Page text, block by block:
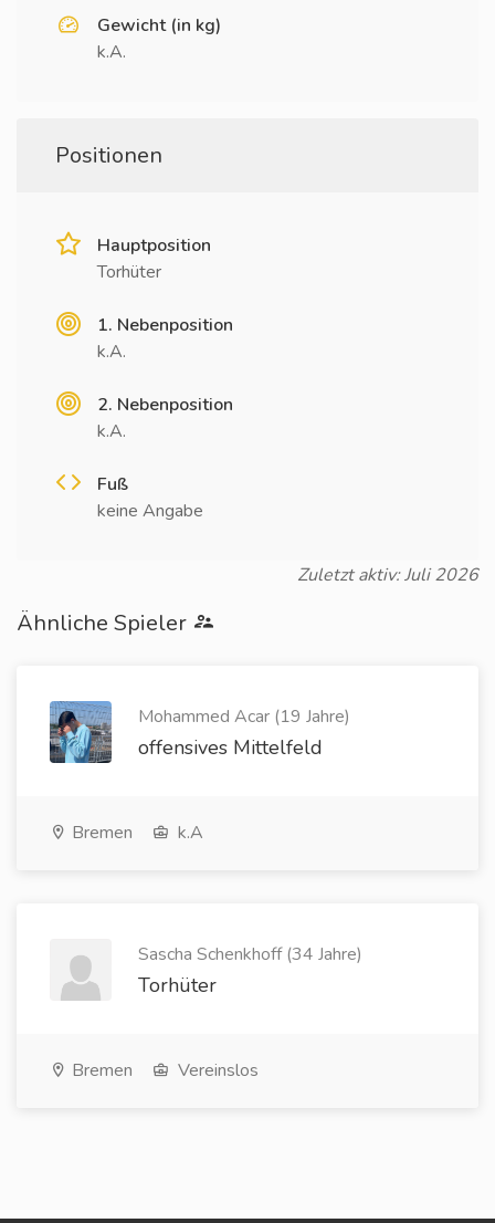
Gewicht (in kg)
k.A.
Positionen
Hauptposition
Torhüter
1. Nebenposition
k.A.
2. Nebenposition
k.A.
Fuß
keine Angabe
Zuletzt aktiv: Juli 2026
Ähnliche Spieler
Mohammed Acar (19 Jahre)
offensives Mittelfeld
Bremen k.A
Sascha Schenkhoff (34 Jahre)
Torhüter
Bremen Vereinslos